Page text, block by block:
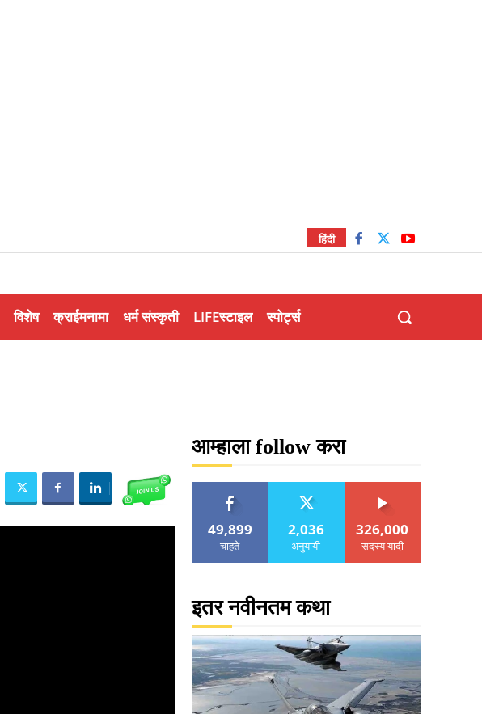
हिंदी
विशेष क्राईमनामा धर्म संस्कृती LIFEस्टाइल स्पोर्ट्स
आम्हाला follow करा
49,899
चाहते
2,036
अनुयायी
326,000
सदस्य यादी
इतर नवीनतम कथा